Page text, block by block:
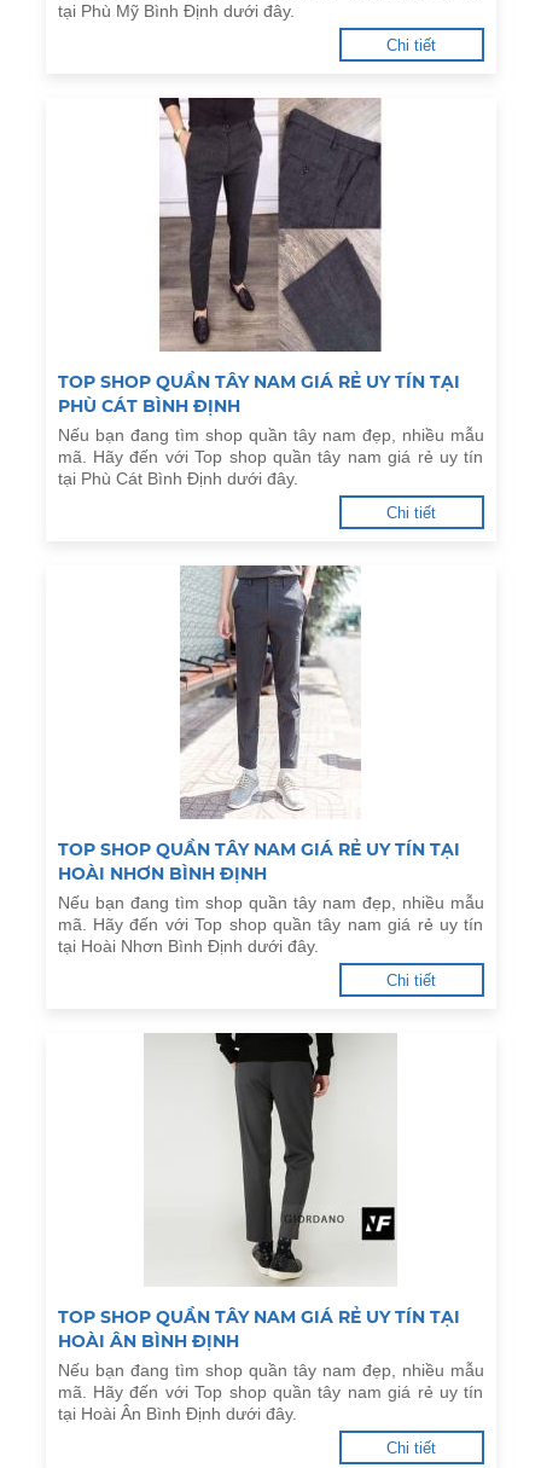
tại Phù Mỹ Bình Định dưới đây.
Chi tiết
TOP SHOP QUẦN TÂY NAM GIÁ RẺ UY TÍN TẠI
PHÙ CÁT BÌNH ĐỊNH
Nếu bạn đang tìm shop quần tây nam đẹp, nhiều mẫu
mã. Hãy đến với Top shop quần tây nam giá rẻ uy tín
tại Phù Cát Bình Định dưới đây.
Chi tiết
TOP SHOP QUẦN TÂY NAM GIÁ RẺ UY TÍN TẠI
HOÀI NHƠN BÌNH ĐỊNH
Nếu bạn đang tìm shop quần tây nam đẹp, nhiều mẫu
mã. Hãy đến với Top shop quần tây nam giá rẻ uy tín
tại Hoài Nhơn Bình Định dưới đây.
Chi tiết
TOP SHOP QUẦN TÂY NAM GIÁ RẺ UY TÍN TẠI
HOÀI ÂN BÌNH ĐỊNH
Nếu bạn đang tìm shop quần tây nam đẹp, nhiều mẫu
mã. Hãy đến với Top shop quần tây nam giá rẻ uy tín
tại Hoài Ân Bình Định dưới đây.
Chi tiết